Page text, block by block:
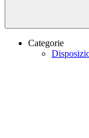
Categorie